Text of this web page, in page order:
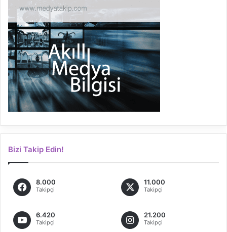
Bizi Takip Edin!
8.000
Takipçi
11.000
Takipçi
6.420
Takipçi
21.200
Takipçi